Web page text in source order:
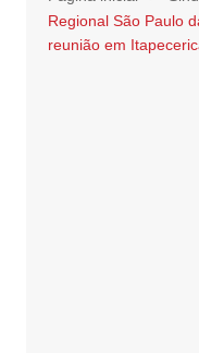
Regional São Paulo
reunião em